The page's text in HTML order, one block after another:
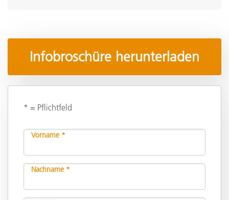
Infobroschüre herunterladen
* = Pflichtfeld
Vorname *
Nachname *